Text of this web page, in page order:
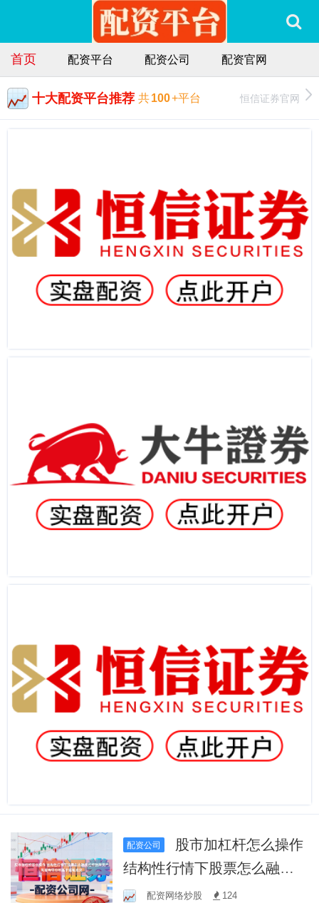
首页 配资平台 配资公司 配资官网
十大配资平台推荐 共100+平台 恒信证券官网
配资公司
结构性行情下股票怎么融资
杠杆的跨资产风险传导分析
配资网络炒股 124